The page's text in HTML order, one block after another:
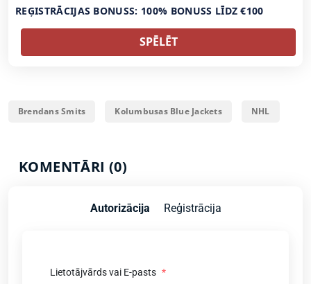
REĢISTRĀCIJAS BONUSS: 100% BONUSS LĪDZ €100
SPĒLĒT
Brendans Smits Kolumbusas Blue Jackets NHL
KOMENTĀRI (0)
Autorizācija Reģistrācija
Lietotājvārds vai E-pasts *